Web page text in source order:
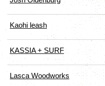
Kaohi leash
KASSIA + SURF
Lasca Woodworks